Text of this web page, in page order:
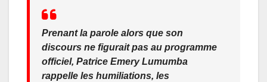
Prenant la parole alors que son
discours ne figurait pas au programme
officiel, Patrice Emery Lumumba
rappelle les humiliations, les